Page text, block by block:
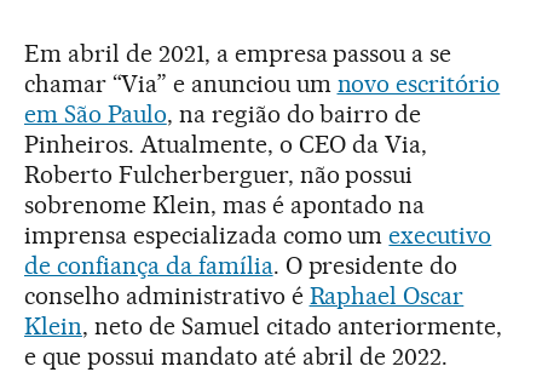
Em abril de 2021, a empresa passou a se
chamar “Via” e anunciou um novo escritório
em São Paulo, na região do bairro de
Pinheiros. Atualmente, o CEO da Via,
Roberto Fulcherberguer, não possui
sobrenome Klein, mas é apontado na
imprensa especializada como umexecutivo
de confiança da família. O presidente do
conselho administrativo é Raphael Oscar
Klein, neto de Samuel citado anteriormente,
e que possui mandato até abril de 2022.